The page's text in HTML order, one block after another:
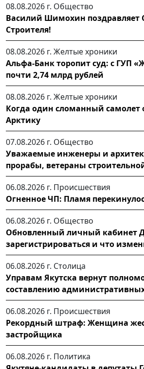
08.08.2026 г. Общество
Василий Шимохин поздравляет
Строителя!
08.08.2026 г. Желтые хроники
Альфа-Банк торопит суд: с ГУП
почти 2,74 млрд рублей
08.08.2026 г. Желтые хроники
Когда один сломанный самолет
Арктику
07.08.2026 г. Общество
Уважаемые инженеры и
прорабы, ветераны
06.08.2026 г. Происшествия
Огненное ЧП: Пламя
06.08.2026 г. Общество
Обновленный личный кабинет
зарегистрироваться и что
06.08.2026 г. Столица
Управам Якутска вернут
составлению
06.08.2026 г. Происшествия
Рекордный штраф: Женщина
застройщика
06.08.2026 г. Политика